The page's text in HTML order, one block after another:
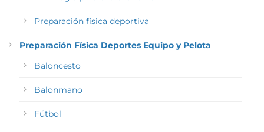
Preparación física deportiva
Preparación Física Deportes Equipo y Pelota
Baloncesto
Balonmano
Fútbol